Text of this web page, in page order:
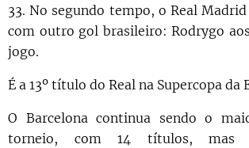
33. No segundo tempo, o Real
com outro gol brasileiro: Rodrygo
jogo.
É a 13º título do Real na Supercopa da
O Barcelona continua sendo o
torneio, com 14 títulos, mas